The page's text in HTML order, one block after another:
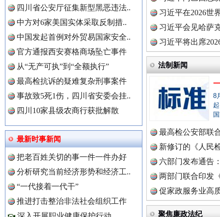
四川省公安厅征集新型黑恶违法..
中方对6家美国实体采取反制措..
中国发起首例对外贸易国家安全..
官方通报西安赛格商场坠亡事件
从“无产可执”到“全额执行”
最高检抗诉的疑难复杂刑事案件
事故致5死1伤，四川省安委会挂..
四川10家县级农商行获批解散
最新时事新闻
把老百姓关切的事一件一件办好
分析研究当前经济形势和经济工..
“一代接着一代干”
推进打击整治非法社会组织工作
习近平在2026世
理高级..
习近平会见哈萨
习近平将出席
球治理..
法制新闻
8
最高检公安部联
周岁未..
新修订的《人民
布
六部门发布通告
两部门联合印发
定》
促家政服务业高
聚焦廉政法纪
中国全民新闻网.
“后车司机肯定在骂我” 全民健
世界屋脊 天路回响 永